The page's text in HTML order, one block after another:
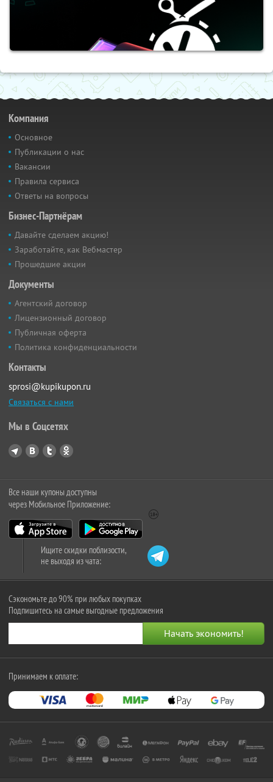
Компания
Основное
Публикации о нас
Вакансии
Правила сервиса
Ответы на вопросы
Бизнес-Партнёрам
Давайте сделаем акцию!
Заработайте, как Вебмастер
Прошедшие акции
Документы
Агентский договор
Лицензионный договор
Публичная оферта
Политика конфиденциальности
Контакты
sprosi@kupikupon.ru
Связаться с нами
Мы в Соцсетях
Все наши купоны доступны
через Мобильное Приложение:
Ищите скидки поблизости,
не выходя из чата:
Сэкономьте до 90% при любых покупках
Подпишитесь на самые выгодные предложения
Принимаем к оплате: